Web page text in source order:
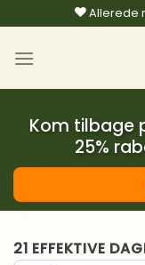
til
indhold
Allerede
Kom tilbage
25%
21 EFFEKTIVE